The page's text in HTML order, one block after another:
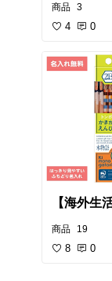
商品 3
4 0
【海外生
商品 19
8 0